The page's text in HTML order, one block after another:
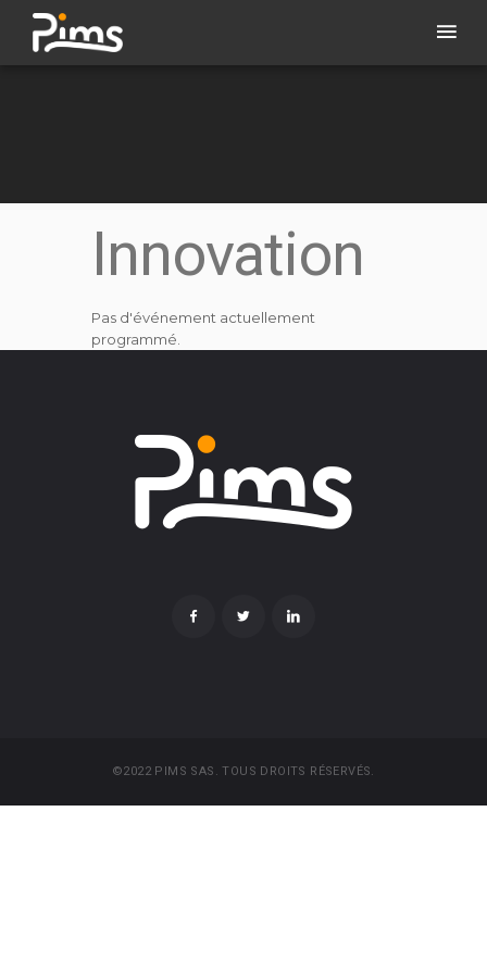
Innovation
Pas d'événement actuellement
programmé.
©2022 PIMS SAS. TOUS DROITS RÉSERVÉS.